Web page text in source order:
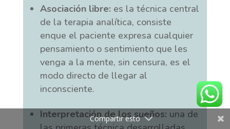
Asociación libre: es la técnica central
de la terapia analítica, consiste
enque el paciente expresa cualquier
pensamiento o sentimiento que les
venga a la mente, sin censura, es el
modo directo de llegar al
inconsciente.
Interpretación de los sueños: una de
Compartir esto